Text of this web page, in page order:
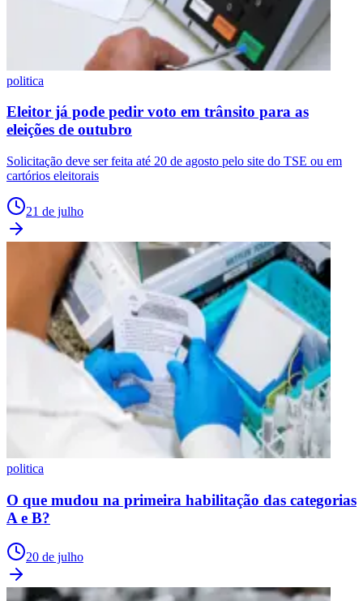
politica
Eleitor já pode pedir voto em trânsito para as
eleições de outubro
Solicitação deve ser feita até 20 de agosto pelo site do TSE ou em
cartórios eleitorais
21 de julho
politica
O que mudou na primeira habilitação das categorias
A e B?
20 de julho